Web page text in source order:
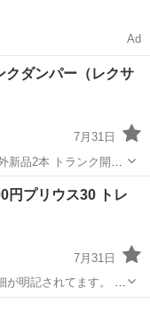
Ad
ダンパー（レクサ
7月31日
換したのですが 交換し
う仕様なのでしょう。
円プリウス30 トレ
7月31日
明記されてます。 ノ
リア